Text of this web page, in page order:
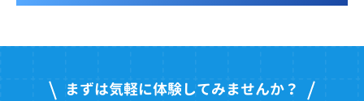
まずは気軽に体験してみませんか？